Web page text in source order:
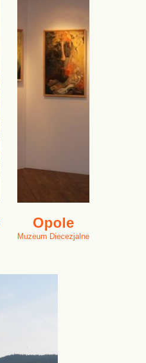
Opole
Muzeum Diecezjalne